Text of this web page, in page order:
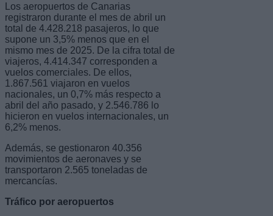
Los aeropuertos de Canarias
registraron durante el mes de abril un
total de 4.428.218 pasajeros, lo que
supone un 3,5% menos que en el
mismo mes de 2025. De la cifra total de
viajeros, 4.414.347 corresponden a
vuelos comerciales. De ellos,
1.867.561 viajaron en vuelos
nacionales, un 0,7% más respecto a
abril del año pasado, y 2.546.786 lo
hicieron en vuelos internacionales, un
6,2% menos.
Además, se gestionaron 40.356
movimientos de aeronaves y se
transportaron 2.565 toneladas de
mercancías.
Tráfico por aeropuertos